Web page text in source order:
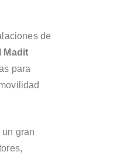
de
Madit
para
gran